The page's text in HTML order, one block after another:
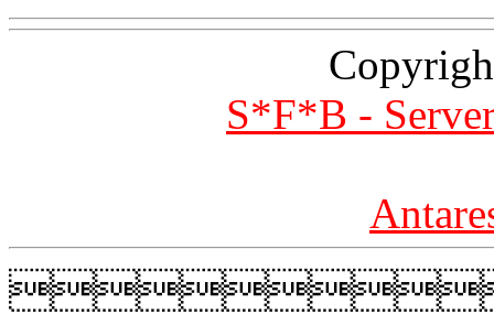
S*F*B -